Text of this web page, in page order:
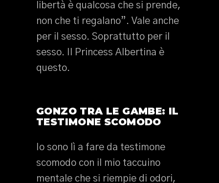
libertà è qualcosa che si prende,
non che ti regalano”. Vale anche
per il sesso. Soprattutto per il
sesso. Il Princess Albertina è
questo.
GONZO TRA LE GAMBE: IL
TESTIMONE SCOMODO
Io sono lì a fare da testimone
scomodo con il mio taccuino
mentale che si riempie di odori,